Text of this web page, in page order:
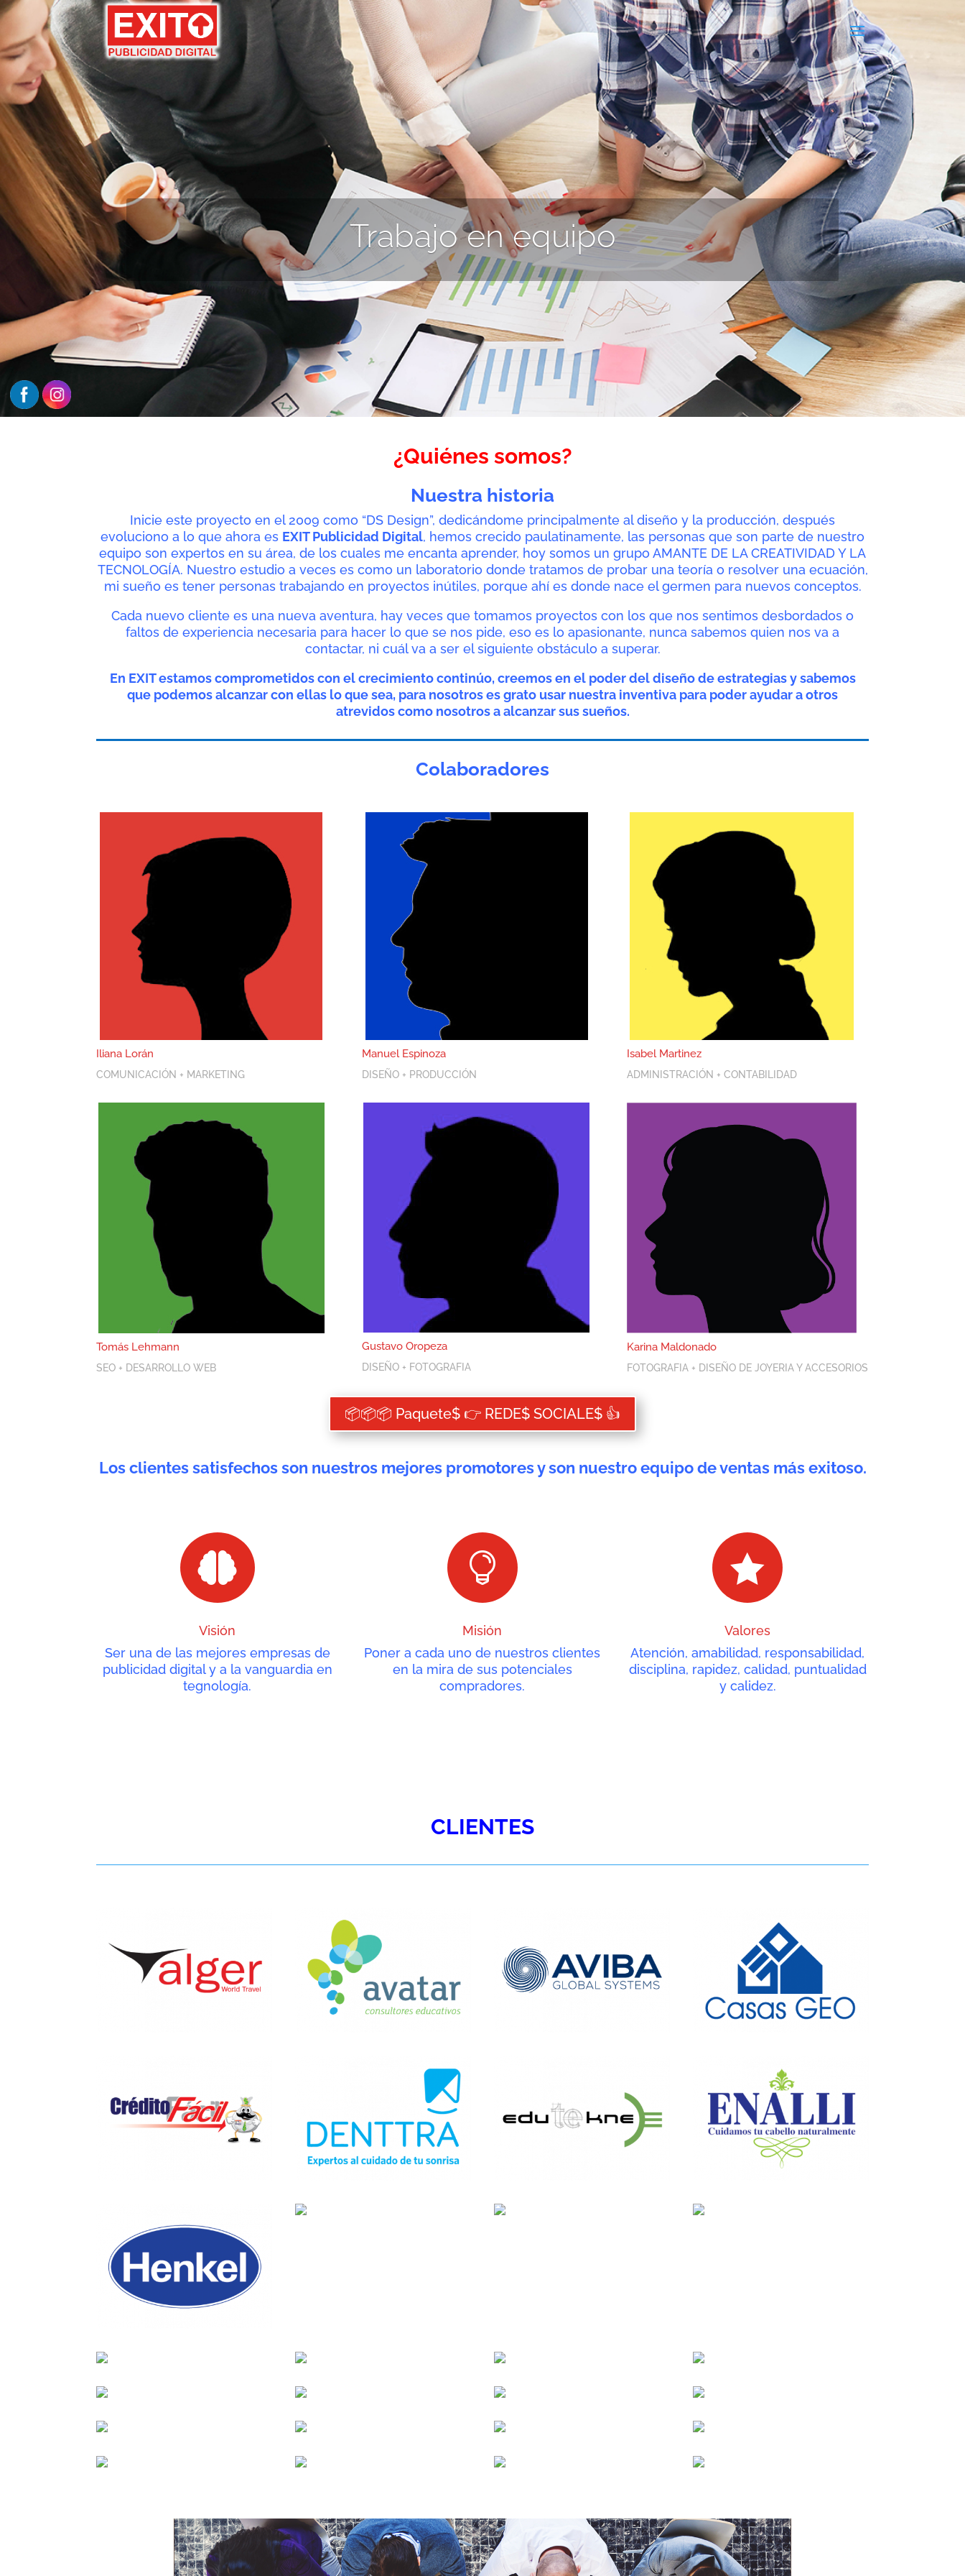
Trabajo en equipo
¿Quiénes somos?
Nuestra historia
Inicie este proyecto en el 2009 como “DS Design”, dedicándome principalmente al diseño y la producción, después
evoluciono a lo que ahora es EXIT Publicidad Digital, hemos crecido paulatinamente, las personas que son parte de nuestro
equipo son expertos en su área, de los cuales me encanta aprender, hoy somos un grupo AMANTE DE LA CREATIVIDAD Y LA
TECNOLOGÍA. Nuestro estudio a veces es como un laboratorio donde tratamos de probar una teoría o resolver una ecuación,
mi sueño es tener personas trabajando en proyectos inútiles, porque ahí es donde nace el germen para nuevos conceptos.
Cada nuevo cliente es una nueva aventura, hay veces que tomamos proyectos con los que nos sentimos desbordados o
faltos de experiencia necesaria para hacer lo que se nos pide, eso es lo apasionante, nunca sabemos quien nos va a
contactar, ni cuál va a ser el siguiente obstáculo a superar.
En EXIT estamos comprometidos con el crecimiento continúo, creemos en el poder del diseño de estrategias y sabemos
que podemos alcanzar con ellas lo que sea, para nosotros es grato usar nuestra inventiva para poder ayudar a otros
atrevidos como nosotros a alcanzar sus sueños.
Colaboradores
Iliana Lorán
COMUNICACIÓN + MARKETING
Manuel Espinoza
DISEÑO + PRODUCCIÓN
Isabel Martinez
ADMINISTRACIÓN + CONTABILIDAD
Tomás Lehmann
SEO + DESARROLLO WEB
Gustavo Oropeza
DISEÑO + FOTOGRAFIA
Karina Maldonado
FOTOGRAFIA + DISEÑO DE JOYERIA Y ACCESORIOS
📦📦📦 Paquete$ 👉 REDE$ SOCIALE$ 👍
Los clientes satisfechos son nuestros mejores promotores y son nuestro equipo de ventas más exitoso.

Visión
Ser una de las mejores empresas de
publicidad digital y a la vanguardia en
tegnología.

Misión
Poner a cada uno de nuestros clientes
en la mira de sus potenciales
compradores.

Valores
Atención, amabilidad, responsabilidad,
disciplina, rapidez, calidad, puntualidad
y calidez.
CLIENTES